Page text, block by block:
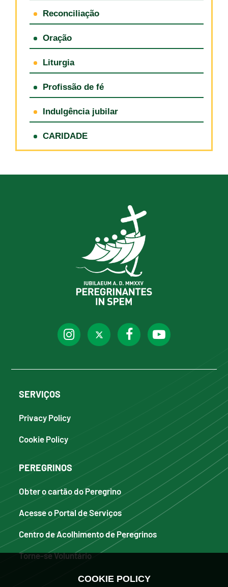
Reconciliação
Oração
Liturgia
Profissão de fé
Indulgência jubilar
CARIDADE
SERVIÇOS
Privacy Policy
Cookie Policy
PEREGRINOS
Obter o cartão do Peregrino
Acesse o Portal de Serviços
Centro de Acolhimento de Peregrinos
Torne-se Voluntário
COOKIE POLICY